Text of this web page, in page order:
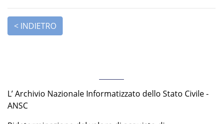
L’ Archivio Nazionale Informatizzato dello Stato Civile -
ANSC